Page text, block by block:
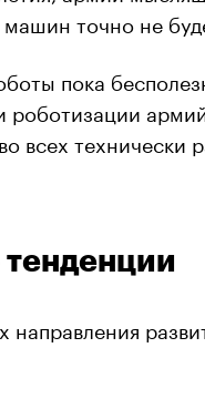
точно не
пока
роботизации
всех технически
направления